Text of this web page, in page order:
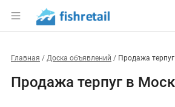
Главная Доска объявлений Продажа
Продажа терпуг в